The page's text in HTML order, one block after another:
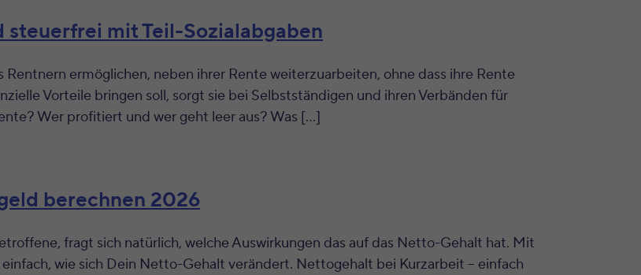
mit Teil-Sozialabgaben
ermöglichen, neben ihrer Rente weiterzuarbeiten, ohne dass ihre Rente
Vorteile bringen soll, sorgt sie bei Selbstständigen und ihren Verbänden für
Wer profitiert und wer geht leer aus? Was […]
berechnen 2026
fragt sich natürlich, welche Auswirkungen das auf das Netto-Gehalt hat. Mit
wie sich Dein Netto-Gehalt verändert. Nettogehalt bei Kurzarbeit – einfach